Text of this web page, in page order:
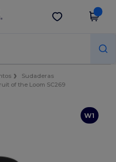
Descargar app
Sudaderas
of the Loom SC269
W1